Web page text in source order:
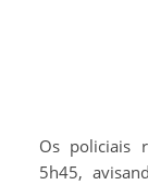
Os policiais
5h45,